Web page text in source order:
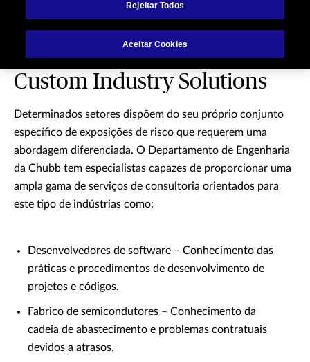
Custom Industry Solutions
Determinados setores dispõem do seu próprio conjunto
específico de exposições de risco que requerem uma
abordagem diferenciada. O Departamento de Engenharia
da Chubb tem especialistas capazes de proporcionar uma
ampla gama de serviços de consultoria orientados para
este tipo de indústrias como:
Desenvolvedores de software – Conhecimento das
práticas e procedimentos de desenvolvimento de
projetos e códigos.
Fabrico de semicondutores – Conhecimento da
cadeia de abastecimento e problemas contratuais
devidos a atrasos.
Rejeitar Todos
Aceitar Cookies